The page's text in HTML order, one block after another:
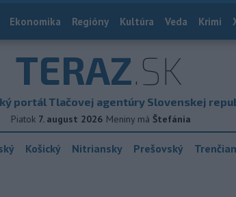
Ekonomika Regióny Kultúra Veda Krimi
TERAZ.SK
portál Tlačovej agentúry Slovenskej
Piatok 7. august 2026 Meniny má Štefánia
Košický Nitriansky Prešovský